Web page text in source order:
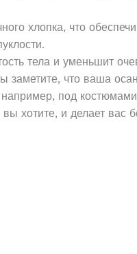
хлопка, что
тела и уменьшит
заметите, что ваша
под
хотите, и делает вас